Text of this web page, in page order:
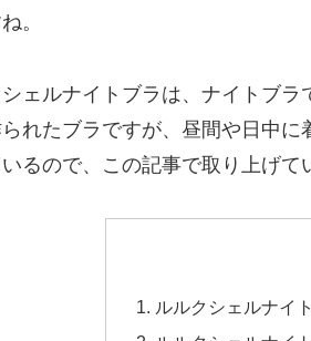
。
ェルナイトブラは、ナイトブ
られたブラですが、昼間や日中
るので、この記事で取り上げて
ルルクシェルナイ